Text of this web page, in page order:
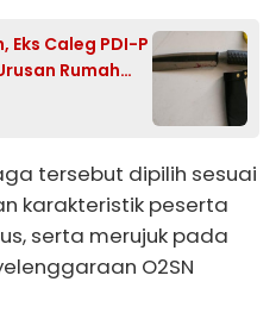
Eks Caleg PDI-P
Rumah
tersebut dipilih sesuai
karakteristik peserta
serta merujuk pada
O2SN